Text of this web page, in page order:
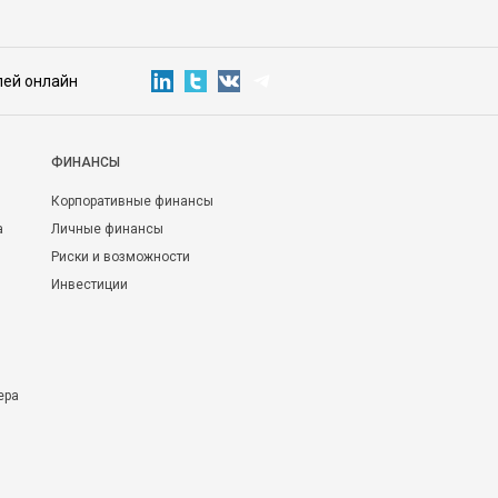
онлайн
ФИНАНСЫ
Корпоративные финансы
Личные финансы
Риски и возможности
Инвестиции